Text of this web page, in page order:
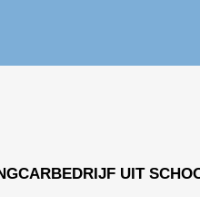
UIT